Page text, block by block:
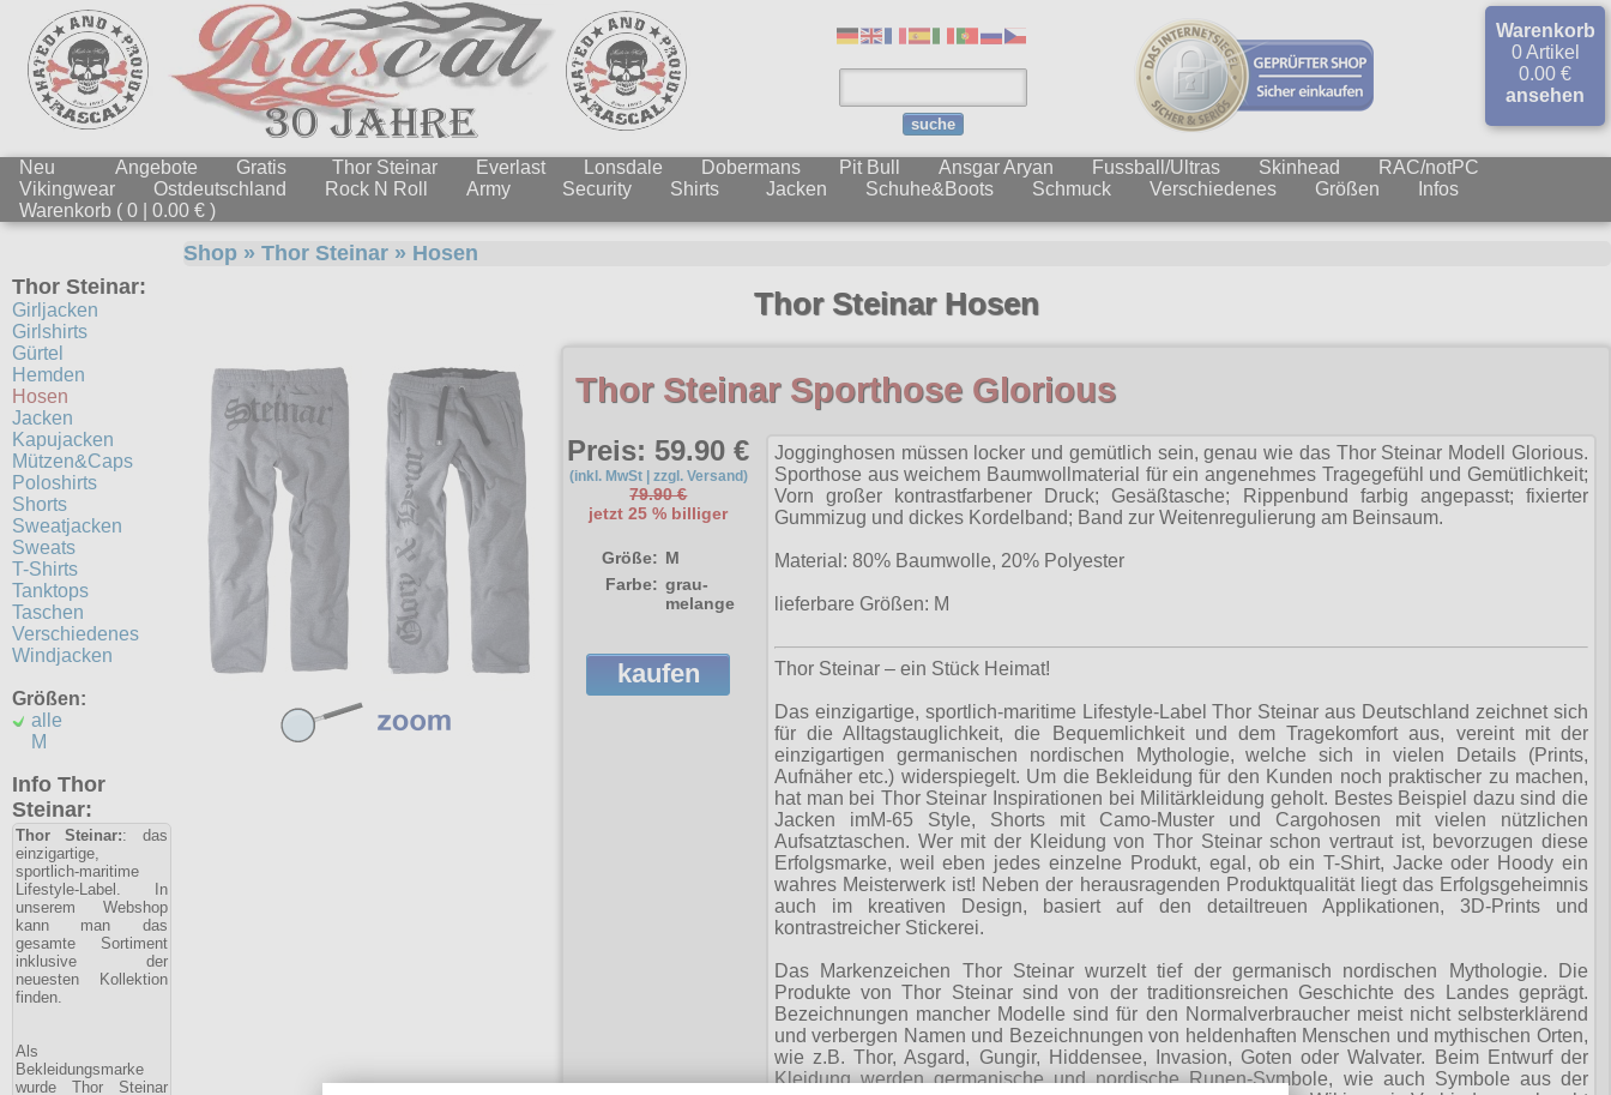
suche
Warenkorb
0 Artikel
0.00 €
ansehen
Neu Angebote Gratis Thor Steinar Everlast Lonsdale Dobermans Pit Bull Ansgar Aryan Fussball/Ultras Skinhead
RAC/notPC
Vikingwear
Ostdeutschland Rock N Roll Army Security Shirts Jacken Schuhe&Boots Schmuck Verschiedenes Größen
Infos
Warenkorb ( 0 | 0.00 € )
Thor Steinar:
Girljacken
Girlshirts
Gürtel
Hemden
Hosen
Jacken
Kapujacken
Mützen&Caps
Poloshirts
Shorts
Sweatjacken
Sweats
T-Shirts
Tanktops
Taschen
Verschiedenes
Windjacken
Größen:
alle
M
Info Thor
Steinar:
Thor Steinar:: das
einzigartige,
sportlich-maritime
Lifestyle-Label. In
unserem Webshop
kann man das
gesamte Sortiment
inklusive der
neuesten Kollektion
finden.
Als
Bekleidungsmarke
wurde Thor Steinar
Shop » Thor Steinar» Hosen
Thor Steinar Hosen
Thor Steinar Sporthose Glorious
Preis: 59.90 €
(inkl. MwSt | zzgl. Versand)
79.90 €
jetzt 25 % billiger
Größe: M
Farbe: grau-
melange
kaufen
Jogginghosen müssen locker und gemütlich sein, genau wie das Thor Steinar Modell Glorious.
Sporthose aus weichem Baumwollmaterial für ein angenehmes Tragegefühl und Gemütlichkeit;
Vorn großer kontrastfarbener Druck; Gesäßtasche; Rippenbund farbig angepasst; fixierter
Gummizug und dickes Kordelband; Band zur Weitenregulierung am Beinsaum.
Material: 80% Baumwolle, 20% Polyester
lieferbare Größen: M
Thor Steinar – ein Stück Heimat!
Das einzigartige, sportlich-maritime Lifestyle-Label Thor Steinar aus Deutschland zeichnet sich
für die Alltagstauglichkeit, die Bequemlichkeit und dem Tra­ge­kom­fort aus, vereint mit der
einzigartigen germanischen nordischen Mythologie, welche sich in vielen Details (Prints,
Aufnäher etc.) widerspiegelt. Um die Bekleidung für den Kunden noch praktischer zu machen,
hat man bei Thor Steinar Inspirationen bei Militärkleidung geholt. Bestes Beispiel dazu sind die
Jacken imМ-65 Style, Shorts mit Camo-Muster und Cargohosen mit vielen nützlichen
Aufsatztaschen. Wer mit der Kleidung von Thor Steinar schon vertraut ist, bevorzugen diese
Erfolgsmarke, weil eben jedes einzelne Produkt, egal, ob ein T-Shirt, Jacke oder Hoody ein
wahres Meisterwerk ist! Neben der herausragenden Produktqualität liegt das Erfolgsgeheimnis
auch im kreativen Design, basiert auf den detailtreuen Applikationen, 3D-Prints und
kontrastreicher Stickerei.
Das Markenzeichen Thor Steinar wurzelt tief der germanisch nordischen Mythologie. Die
Produkte von Thor Steinar sind von der traditionsreichen Geschichte des Landes geprägt.
Bezeichnungen mancher Modelle sind für den Normalverbraucher meist nicht selbsterklärend
und verbergen Namen und Bezeichnungen von heldenhaften Menschen und mythischen Orten,
wie z.B. Thor, Asgard, Gungir, Hiddensee, Invasion, Goten oder Walvater. Beim Entwurf der
Kleidung werden germanische und nordische Runen-Symbole, wie auch Symbole aus der